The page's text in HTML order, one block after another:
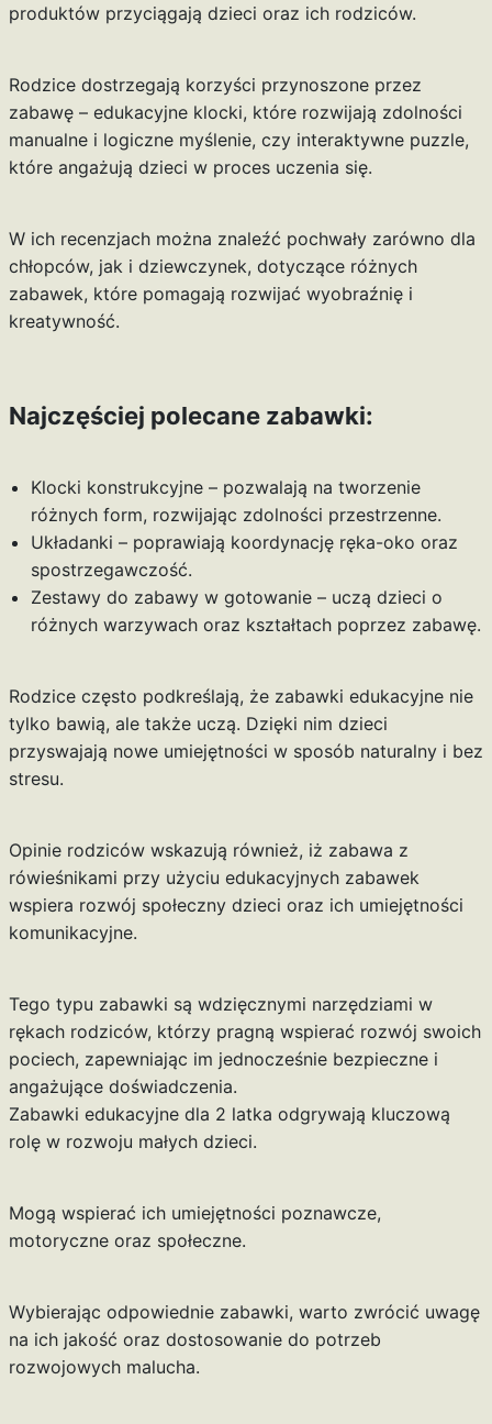
produktów przyciągają dzieci oraz ich rodziców.
Rodzice dostrzegają korzyści przynoszone przez
zabawę – edukacyjne klocki, które rozwijają zdolności
manualne i logiczne myślenie, czy interaktywne puzzle,
które angażują dzieci w proces uczenia się.
W ich recenzjach można znaleźć pochwały zarówno dla
chłopców, jak i dziewczynek, dotyczące różnych
zabawek, które pomagają rozwijać wyobraźnię i
kreatywność.
Najczęściej polecane zabawki:
Klocki konstrukcyjne – pozwalają na tworzenie
różnych form, rozwijając zdolności przestrzenne.
Układanki – poprawiają koordynację ręka-oko oraz
spostrzegawczość.
Zestawy do zabawy w gotowanie – uczą dzieci o
różnych warzywach oraz kształtach poprzez zabawę.
Rodzice często podkreślają, że zabawki edukacyjne nie
tylko bawią, ale także uczą. Dzięki nim dzieci
przyswajają nowe umiejętności w sposób naturalny i bez
stresu.
Opinie rodziców wskazują również, iż zabawa z
rówieśnikami przy użyciu edukacyjnych zabawek
wspiera rozwój społeczny dzieci oraz ich umiejętności
komunikacyjne.
Tego typu zabawki są wdzięcznymi narzędziami w
rękach rodziców, którzy pragną wspierać rozwój swoich
pociech, zapewniając im jednocześnie bezpieczne i
angażujące doświadczenia.
Zabawki edukacyjne dla 2 latka odgrywają kluczową
rolę w rozwoju małych dzieci.
Mogą wspierać ich umiejętności poznawcze,
motoryczne oraz społeczne.
Wybierając odpowiednie zabawki, warto zwrócić uwagę
na ich jakość oraz dostosowanie do potrzeb
rozwojowych malucha.